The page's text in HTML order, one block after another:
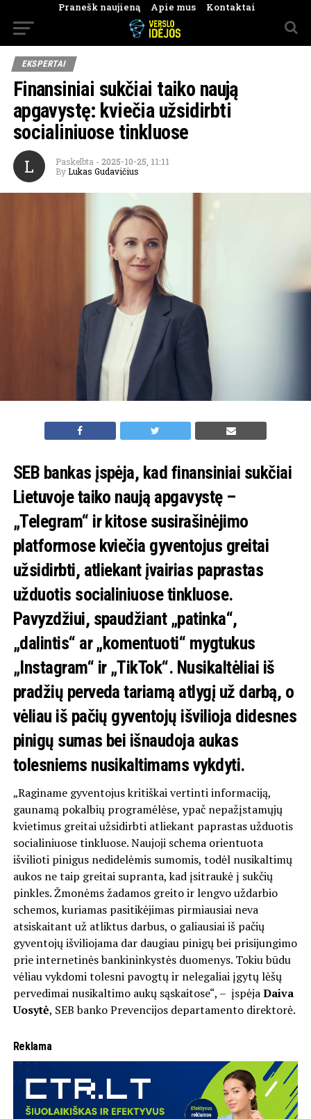
Pranešk naujieną Apie mus Kontaktai
EKSPERTAI
Finansiniai sukčiai taiko naują
apgavystę: kviečia užsidirbti
socialiniuose tinkluose
L Paskelbta - 2025-10-25, 11:11
By Lukas Gudavičius
SEB bankas įspėja, kad finansiniai sukčiai
Lietuvoje taiko naują apgavystę –
„Telegram“ ir kitose susirašinėjimo
platformose kviečia gyventojus greitai
užsidirbti, atliekant įvairias paprastas
užduotis socialiniuose tinkluose.
Pavyzdžiui, spaudžiant „patinka“,
„dalintis“ ar „komentuoti“ mygtukus
„Instagram“ ir „TikTok“. Nusikaltėliai iš
pradžių perveda tariamą atlygį už darbą, o
vėliau iš pačių gyventojų išvilioja didesnes
pinigų sumas bei išnaudoja aukas
tolesniems nusikaltimams vykdyti.
„Raginame gyventojus kritiškai vertinti informaciją,
gaunamą pokalbių programėlėse, ypač nepažįstamųjų
kvietimus greitai užsidirbti atliekant paprastas užduotis
socialiniuose tinkluose. Naujoji schema orientuota
išvilioti pinigus nedidelėmis sumomis, todėl nusikaltimų
aukos ne taip greitai supranta, kad įsitraukė į sukčių
pinkles. Žmonėms žadamos greito ir lengvo uždarbio
schemos, kuriamas pasitikėjimas pirmiausiai neva
atsiskaitant už atliktus darbus, o galiausiai iš pačių
gyventojų išviliojama dar daugiau pinigų bei prisijungimo
prie internetinės bankininkystės duomenys. Tokiu būdu
vėliau vykdomi tolesni pavogtų ir nelegaliai įgytų lėšų
pervedimai nusikaltimo aukų sąskaitose“, – įspėjaDaiva
Uosytė, SEB banko Prevencijos departamento direktorė.
Reklama